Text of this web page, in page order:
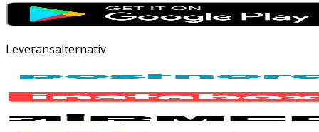
Leveransalternativ